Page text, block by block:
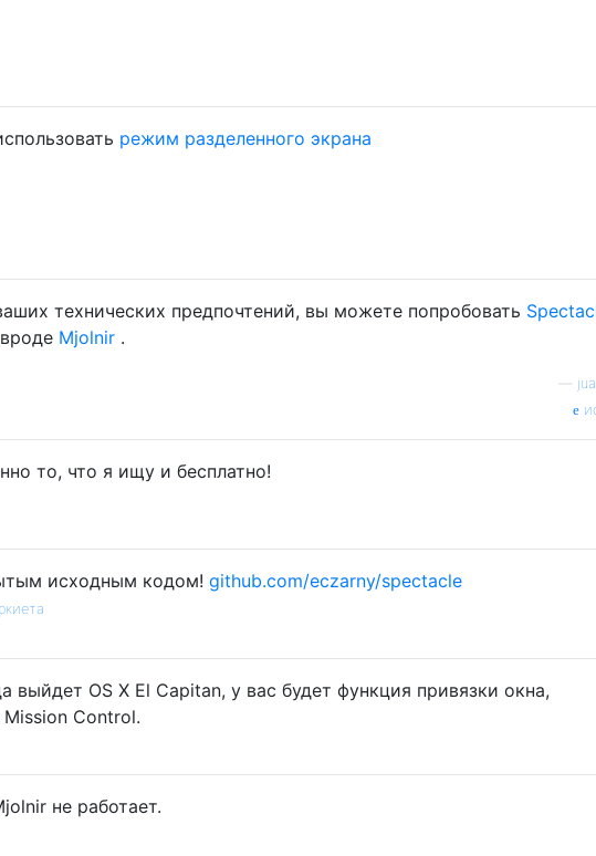
режим разделенного экрана
технических предпочтений, вы можете попробовать
Mjolnir .
то, что я ищу и бесплатно!
исходным кодом! github.com/eczarny/spectacle
выйдет OS X El Capitan, у вас будет функция привязки окна,
Mission Control.
не работает.